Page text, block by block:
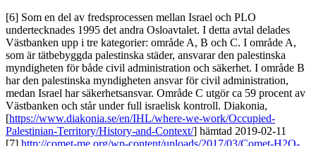
[6] Som en del av fredsprocessen mellan Israel och PLO
undertecknades 1995 det andra Osloavtalet. I detta avtal delades
Västbanken upp i tre kategorier: område A, B och C. I område A,
som är tätbebyggda palestinska städer, ansvarar den palestinska
myndigheten för både civil administration och säkerhet. I område B
har den palestinska myndigheten ansvar för civil administration,
medan Israel har säkerhetsansvar. Område C utgör ca 59 procent av
Västbanken och står under full israelisk kontroll. Diakonia,
[https://www.diakonia.se/en/IHL/where-we-work/Occupied-
Palestinian-Territory/History-and-Context/] hämtad 2019-02-11
[7] http://comet-me.org/wp-content/uploads/2017/03/Comet-H2O-